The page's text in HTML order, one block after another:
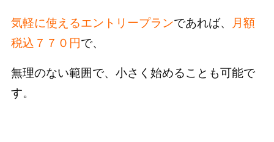
気軽に使えるエントリープランであれば、
月額
税込７７０円で、
無理のない範囲で、小さく始めることも可能で
す。